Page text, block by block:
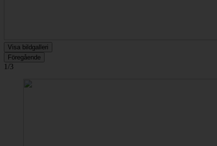
Visa bildgalleri
Föregående
1/3